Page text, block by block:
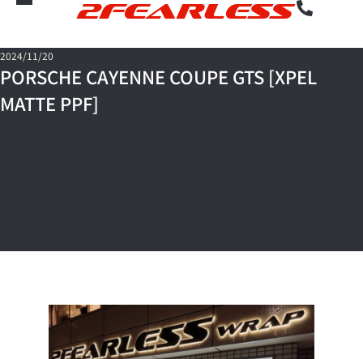
2FEARLESS
2024/11/20
PORSCHE CAYENNE COUPE GTS [XPEL
MATTE PPF]